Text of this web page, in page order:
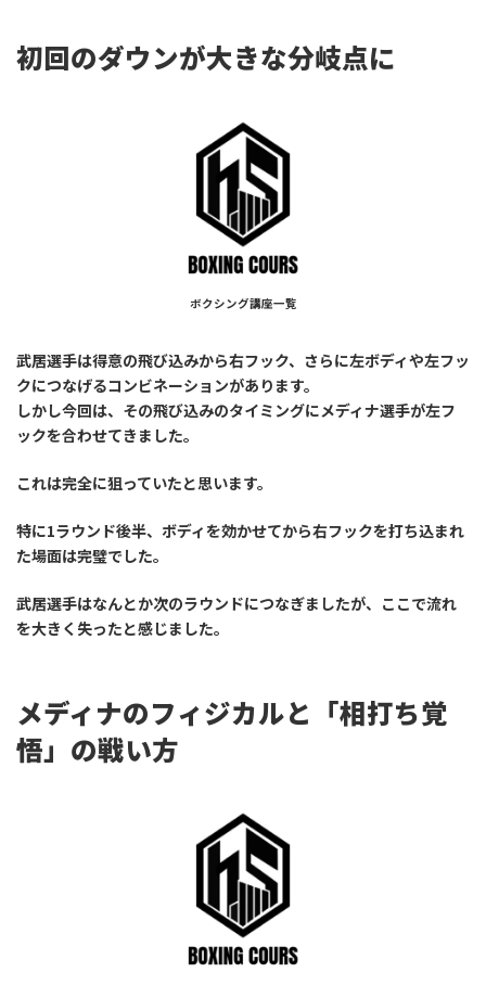
初回のダウンが大きな分岐点に
ボクシング講座一覧
武居選手は得意の飛び込みから右フック、さらに左ボディや左フッ
クにつなげるコンビネーションがあります。
しかし今回は、その飛び込みのタイミングにメディナ選手が左フ
ックを合わせてきました。
これは完全に狙っていたと思います。
特に1ラウンド後半、ボディを効かせてから右フックを打ち込まれ
た場面は完璧でした。
武居選手はなんとか次のラウンドにつなぎましたが、ここで流れ
を大きく失ったと感じました。
メディナのフィジカルと「相打ち覚
悟」の戦い方